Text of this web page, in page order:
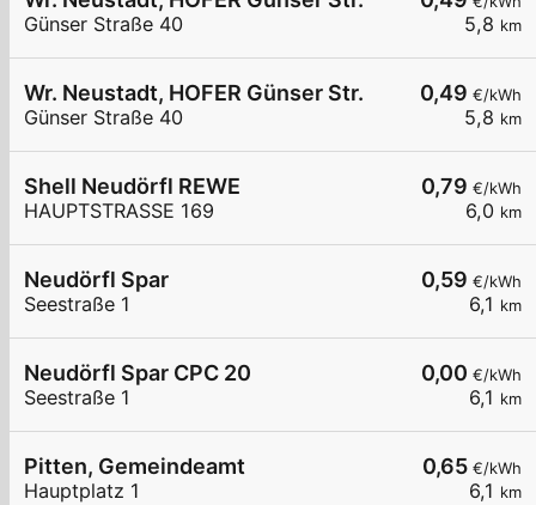
5,8 km
Günser Straße 40
0,49 €/kWh
5,8 km
Wr. Neustadt, HOFER Günser Str.
Günser Straße 40
0,79 €/kWh
6,0 km
Shell Neudörfl REWE
HAUPTSTRASSE 169
0,59 €/kWh
6,1 km
Neudörfl Spar
Seestraße 1
0,00 €/kWh
6,1 km
Neudörfl Spar CPC 20
Seestraße 1
0,65 €/kWh
6,1 km
Pitten, Gemeindeamt
Hauptplatz 1